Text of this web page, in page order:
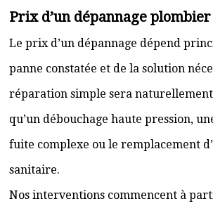
Prix d’un dépannage
Le prix d’un dépannage dépend
panne constatée et de la solution
réparation simple sera naturellement
qu’un débouchage haute pression,
fuite complexe ou le remplacement
sanitaire.
Nos interventions commencent à